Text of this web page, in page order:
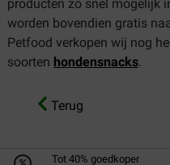
producten zo snel mogelijk
worden bovendien gratis
Petfood verkopen wij nog
soorten hondensnacks.
Terug
Tot 40% goedkoper